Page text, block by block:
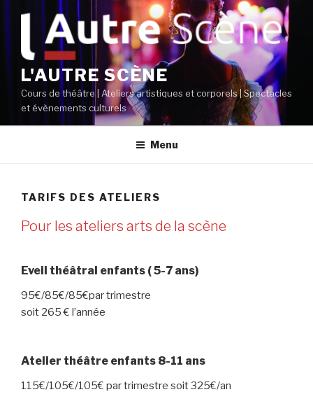
principal
L'AUTRE SCÈNE
Cours de théâtre | Ateliers artistiques et corporels | Spectacles
et évènements culturels
Menu
TARIFS DES ATELIERS
Pour les ateliers arts de la scène
Eveil théâtral enfants ( 5-7 ans)
95€/85€/85€par trimestre
soit 265 € l’année
Atelier théâtre enfants 8-11 ans
115€/105€/105€ par trimestre soit 325€/an